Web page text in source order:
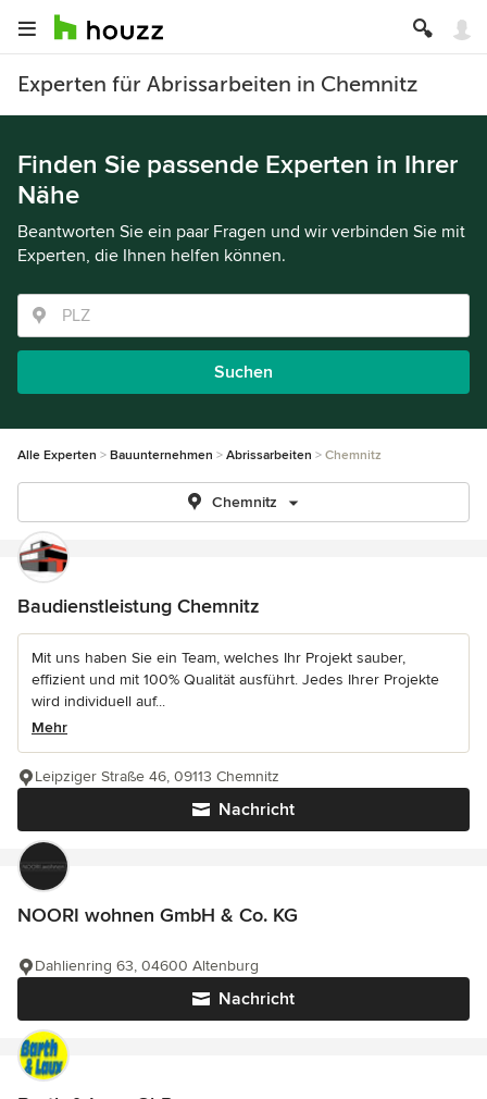
Experten für Abrissarbeiten in Chemnitz
Finden Sie passende Experten in Ihrer
Nähe
Beantworten Sie ein paar Fragen und wir verbinden Sie mit
Experten, die Ihnen helfen können.
Suchen
Alle Experten Bauunternehmen Abrissarbeiten Chemnitz
Chemnitz
Baudienstleistung Chemnitz
Mit uns haben Sie ein Team, welches Ihr Projekt sauber,
effizient und mit 100% Qualität ausführt. Jedes Ihrer Projekte
wird individuell auf...
Mehr
Nachricht
Leipziger Straße 46, 09113 Chemnitz
NOORI wohnen GmbH & Co. KG
Nachricht
Dahlienring 63, 04600 Altenburg